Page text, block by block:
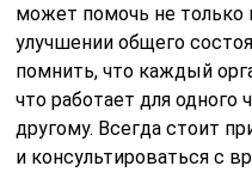
может помочь не только
улучшении общего
помнить, что каждый
что работает для
другому. Всегда стоит
и консультироваться с